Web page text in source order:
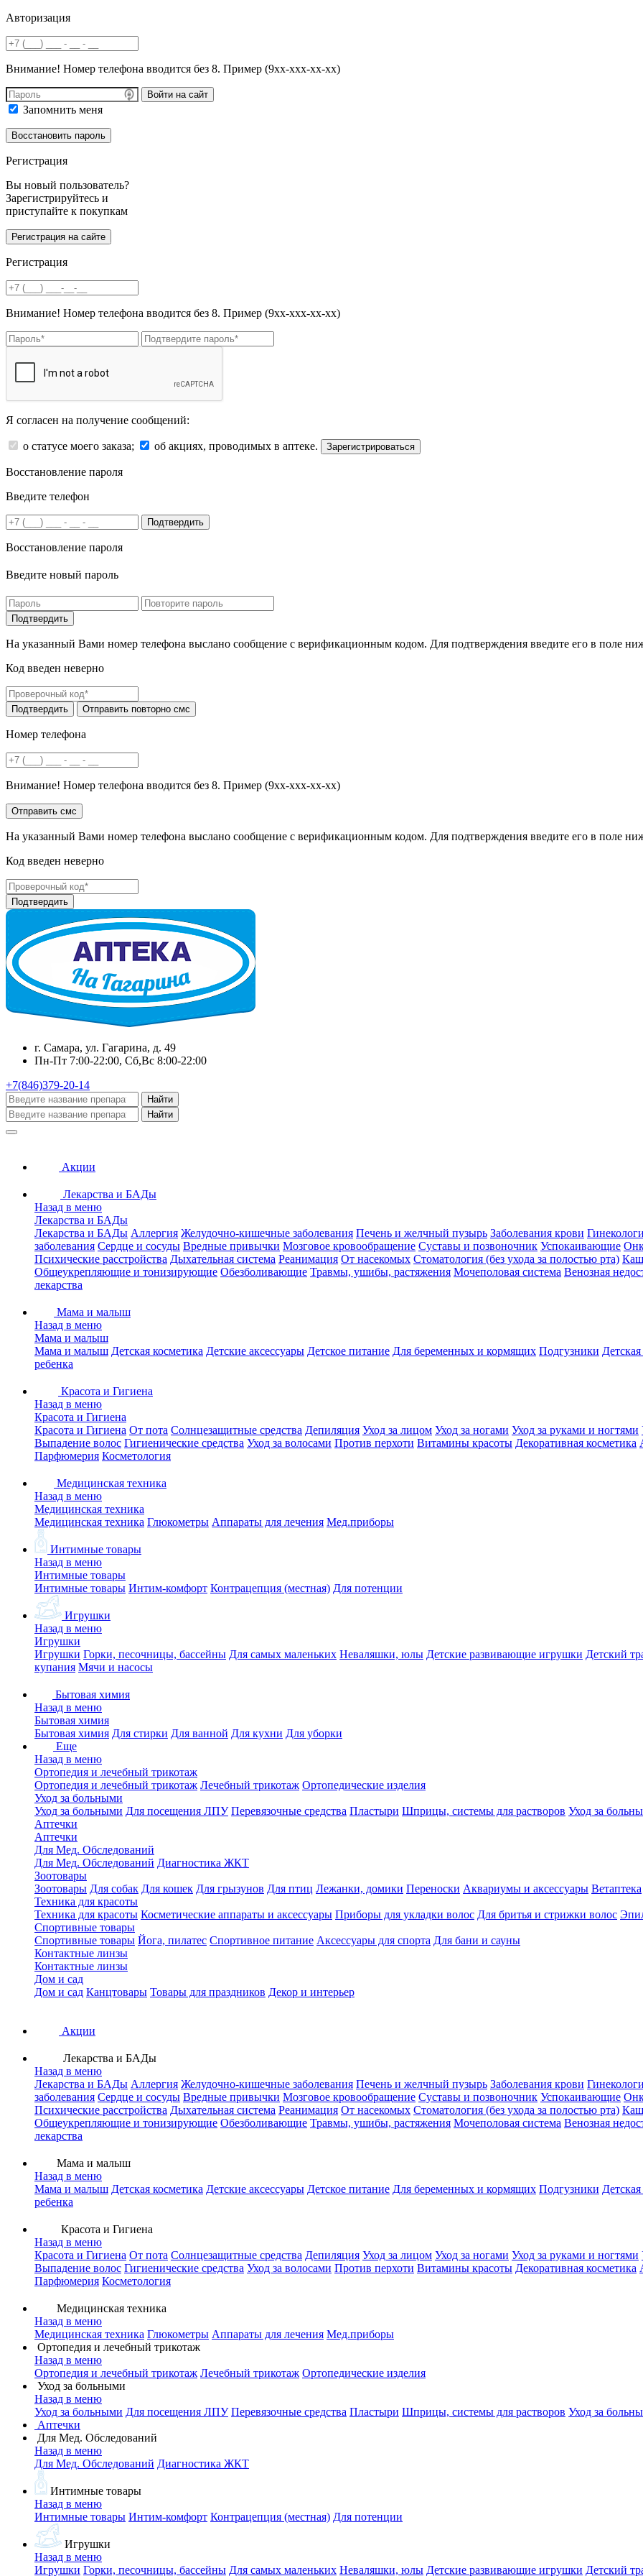
Авторизация
Внимание! Номер телефона вводится без 8. Пример (9хх-ххх-хх-хх)
Войти на сайт
Запомнить меня
Регистрация
Вы новый пользователь?
Зарегистрируйтесь и
приступайте к покупкам
Регистрация
Внимание! Номер телефона вводится без 8. Пример (9хх-ххх-хх-хх)
Я согласен на получение сообщений:
о статусе моего заказа; об акциях, проводимых в аптеке. Зарегистрироваться
Восстановление пароля
Введите телефон
Подтвердить
Восстановление пароля
Введите новый пароль
На указанный Вами номер телефона выслано сообщение с верификационным кодом. Для подтверждения введите его в поле
Код введен неверно
Номер телефона
Внимание! Номер телефона вводится без 8. Пример (9хх-ххх-хх-хх)
На указанный Вами номер телефона выслано сообщение с верификационным кодом. Для подтверждения введите его в поле
Код введен неверно
г. Самара, ул. Гагарина, д. 49
Пн-Пт 7:00-22:00, Сб,Вс 8:00-22:00
+7(846)379-20-14
Найти
Найти
Акции
Лекарства и БАДы
Назад в меню
Лекарства и БАДы
Лекарства и БАДы Аллергия Желудочно-кишечные заболевания Печень и желчный пузырь Заболевания крови
заболевания Сердце и сосуды Вредные привычки Мозговое кровообращение Суставы и позвоночник Успокаивающие
Психические расстройства Дыхательная система Реанимация От насекомых Стоматология (без ухода за полостью рта)
Общеукрепляющие и тонизирующие Обезболивающие Травмы, ушибы, растяжения Мочеполовая система Венозная
лекарства
Мама и малыш
Назад в меню
Мама и малыш
Мама и малыш Детская косметика Детские аксессуары Детское питание Для беременных и кормящих Подгузники
ребенка
Красота и Гигиена
Назад в меню
Красота и Гигиена
Красота и Гигиена От пота Солнцезащитные средства Депиляция Уход за лицом Уход за ногами Уход за руками и ногтями
Выпадение волос Гигиенические средства Уход за волосами Против перхоти Витамины красоты Декоративная косметика
Парфюмерия Косметология
Медицинская техника
Назад в меню
Медицинская техника
Медицинская техника Глюкометры Аппараты для лечения Мед.приборы
Интимные товары
Назад в меню
Интимные товары
Интимные товары Интим-комфорт Контрацепция (местная) Для потенции
Игрушки
Назад в меню
Игрушки
Игрушки Горки, песочницы, бассейны Для самых маленьких Неваляшки, юлы Детские развивающие игрушки Детский
купания Мячи и насосы
Бытовая химия
Назад в меню
Бытовая химия
Бытовая химия Для стирки Для ванной Для кухни Для уборки
Еще
Назад в меню
Ортопедия и лечебный трикотаж
Ортопедия и лечебный трикотаж Лечебный трикотаж Ортопедические изделия
Уход за больными
Уход за больными Для посещения ЛПУ Перевязочные средства Пластыри Шприцы, системы для растворов Уход за
Аптечки
Аптечки
Для Мед. Обследований
Для Мед. Обследований Диагностика ЖКТ
Зоотовары
Зоотовары Для собак Для кошек Для грызунов Для птиц Лежанки, домики Переноски Аквариумы и аксессуары Ветаптека
Техника для красоты
Техника для красоты Косметические аппараты и аксессуары Приборы для укладки волос Для бритья и стрижки волос
Спортивные товары
Спортивные товары Йога, пилатес Спортивное питание Аксессуары для спорта Для бани и сауны
Контактные линзы
Контактные линзы
Дом и сад
Дом и сад Канцтовары Товары для праздников Декор и интерьер
Акции
Лекарства и БАДы
Назад в меню
Лекарства и БАДы Аллергия Желудочно-кишечные заболевания Печень и желчный пузырь Заболевания крови
заболевания Сердце и сосуды Вредные привычки Мозговое кровообращение Суставы и позвоночник Успокаивающие
Психические расстройства Дыхательная система Реанимация От насекомых Стоматология (без ухода за полостью рта)
Общеукрепляющие и тонизирующие Обезболивающие Травмы, ушибы, растяжения Мочеполовая система Венозная
лекарства
Мама и малыш
Назад в меню
Мама и малыш Детская косметика Детские аксессуары Детское питание Для беременных и кормящих Подгузники
ребенка
Красота и Гигиена
Назад в меню
Красота и Гигиена От пота Солнцезащитные средства Депиляция Уход за лицом Уход за ногами Уход за руками и ногтями
Выпадение волос Гигиенические средства Уход за волосами Против перхоти Витамины красоты Декоративная косметика
Парфюмерия Косметология
Медицинская техника
Назад в меню
Медицинская техника Глюкометры Аппараты для лечения Мед.приборы
Ортопедия и лечебный трикотаж
Назад в меню
Ортопедия и лечебный трикотаж Лечебный трикотаж Ортопедические изделия
Уход за больными
Назад в меню
Уход за больными Для посещения ЛПУ Перевязочные средства Пластыри Шприцы, системы для растворов Уход за
Аптечки
Для Мед. Обследований
Назад в меню
Для Мед. Обследований Диагностика ЖКТ
Интимные товары
Назад в меню
Интимные товары Интим-комфорт Контрацепция (местная) Для потенции
Игрушки
Назад в меню
Игрушки Горки, песочницы, бассейны Для самых маленьких Неваляшки, юлы Детские развивающие игрушки Детский